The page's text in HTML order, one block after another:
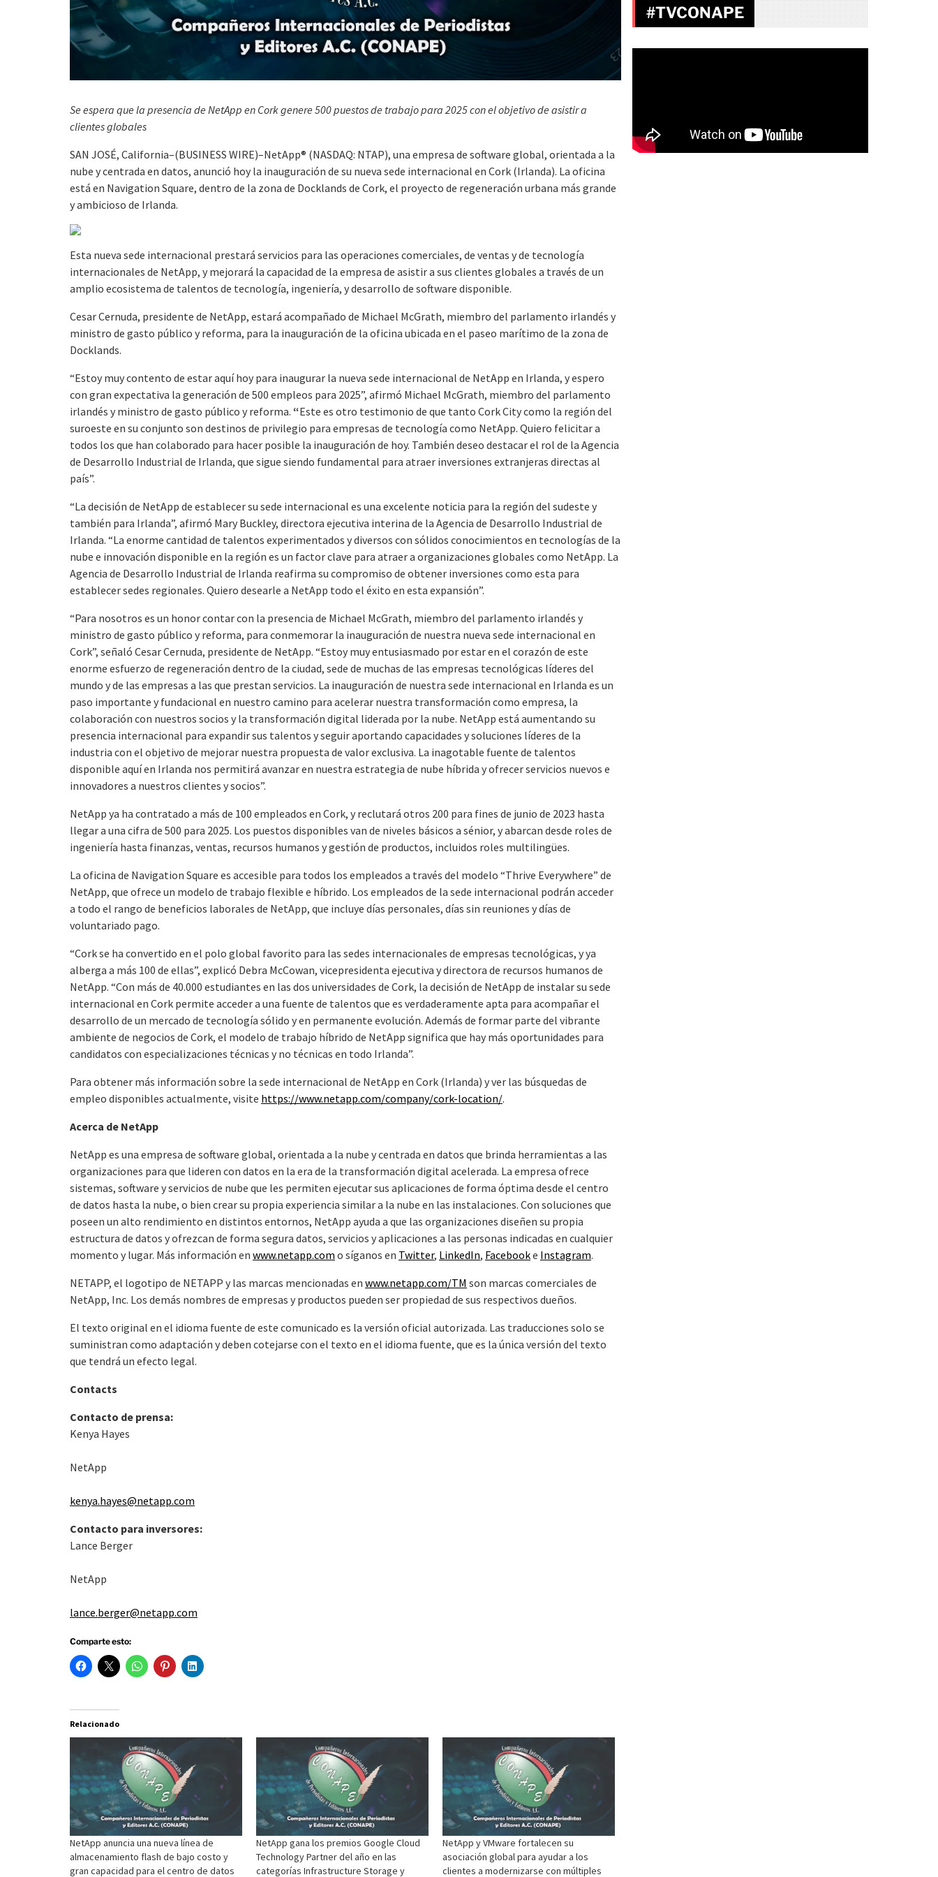
Se espera que la presencia de NetApp en Cork genere 500 puestos de trabajo para 2025 con el objetivo de asistir a
clientes globales
SAN JOSÉ, California–(BUSINESS WIRE)–NetApp® (NASDAQ: NTAP), una empresa de software global, orientada a la
nube y centrada en datos, anunció hoy la inauguración de su nueva sede internacional en Cork (Irlanda). La oficina
está en Navigation Square, dentro de la zona de Docklands de Cork, el proyecto de regeneración urbana más grande
y ambicioso de Irlanda.
Esta nueva sede internacional prestará servicios para las operaciones comerciales, de ventas y de tecnología
internacionales de NetApp, y mejorará la capacidad de la empresa de asistir a sus clientes globales a través de un
amplio ecosistema de talentos de tecnología, ingeniería, y desarrollo de software disponible.
Cesar Cernuda, presidente de NetApp, estará acompañado de Michael McGrath, miembro del parlamento irlandés y
ministro de gasto público y reforma, para la inauguración de la oficina ubicada en el paseo marítimo de la zona de
Docklands.
“Estoy muy contento de estar aquí hoy para inaugurar la nueva sede internacional de NetApp en Irlanda, y espero
con gran expectativa la generación de 500 empleos para 2025”, afirmó Michael McGrath, miembro del parlamento
irlandés y ministro de gasto público y reforma. “Este es otro testimonio de que tanto Cork City como la región del
suroeste en su conjunto son destinos de privilegio para empresas de tecnología como NetApp. Quiero felicitar a
todos los que han colaborado para hacer posible la inauguración de hoy. También deseo destacar el rol de la Agencia
de Desarrollo Industrial de Irlanda, que sigue siendo fundamental para atraer inversiones extranjeras directas al
país”.
“La decisión de NetApp de establecer su sede internacional es una excelente noticia para la región del sudeste y
también para Irlanda”, afirmó Mary Buckley, directora ejecutiva interina de la Agencia de Desarrollo Industrial de
Irlanda. “La enorme cantidad de talentos experimentados y diversos con sólidos conocimientos en tecnologías de la
nube e innovación disponible en la región es un factor clave para atraer a organizaciones globales como NetApp. La
Agencia de Desarrollo Industrial de Irlanda reafirma su compromiso de obtener inversiones como esta para
establecer sedes regionales. Quiero desearle a NetApp todo el éxito en esta expansión”.
“Para nosotros es un honor contar con la presencia de Michael McGrath, miembro del parlamento irlandés y
ministro de gasto público y reforma, para conmemorar la inauguración de nuestra nueva sede internacional en
Cork”, señaló Cesar Cernuda, presidente de NetApp. “Estoy muy entusiasmado por estar en el corazón de este
enorme esfuerzo de regeneración dentro de la ciudad, sede de muchas de las empresas tecnológicas líderes del
mundo y de las empresas a las que prestan servicios. La inauguración de nuestra sede internacional en Irlanda es un
paso importante y fundacional en nuestro camino para acelerar nuestra transformación como empresa, la
colaboración con nuestros socios y la transformación digital liderada por la nube. NetApp está aumentando su
presencia internacional para expandir sus talentos y seguir aportando capacidades y soluciones líderes de la
industria con el objetivo de mejorar nuestra propuesta de valor exclusiva. La inagotable fuente de talentos
disponible aquí en Irlanda nos permitirá avanzar en nuestra estrategia de nube híbrida y ofrecer servicios nuevos e
innovadores a nuestros clientes y socios”.
NetApp ya ha contratado a más de 100 empleados en Cork, y reclutará otros 200 para fines de junio de 2023 hasta
llegar a una cifra de 500 para 2025. Los puestos disponibles van de niveles básicos a sénior, y abarcan desde roles de
ingeniería hasta finanzas, ventas, recursos humanos y gestión de productos, incluidos roles multilingües.
La oficina de Navigation Square es accesible para todos los empleados a través del modelo “Thrive Everywhere” de
NetApp, que ofrece un modelo de trabajo flexible e híbrido. Los empleados de la sede internacional podrán acceder
a todo el rango de beneficios laborales de NetApp, que incluye días personales, días sin reuniones y días de
voluntariado pago.
“Cork se ha convertido en el polo global favorito para las sedes internacionales de empresas tecnológicas, y ya
alberga a más 100 de ellas”, explicó Debra McCowan, vicepresidenta ejecutiva y directora de recursos humanos de
NetApp. “Con más de 40.000 estudiantes en las dos universidades de Cork, la decisión de NetApp de instalar su sede
internacional en Cork permite acceder a una fuente de talentos que es verdaderamente apta para acompañar el
desarrollo de un mercado de tecnología sólido y en permanente evolución. Además de formar parte del vibrante
ambiente de negocios de Cork, el modelo de trabajo híbrido de NetApp significa que hay más oportunidades para
candidatos con especializaciones técnicas y no técnicas en todo Irlanda”.
Para obtener más información sobre la sede internacional de NetApp en Cork (Irlanda) y ver las búsquedas de
empleo disponibles actualmente, visite https://www.netapp.com/company/cork-location/.
Acerca de NetApp
NetApp es una empresa de software global, orientada a la nube y centrada en datos que brinda herramientas a las
organizaciones para que lideren con datos en la era de la transformación digital acelerada. La empresa ofrece
sistemas, software y servicios de nube que les permiten ejecutar sus aplicaciones de forma óptima desde el centro
de datos hasta la nube, o bien crear su propia experiencia similar a la nube en las instalaciones. Con soluciones que
poseen un alto rendimiento en distintos entornos, NetApp ayuda a que las organizaciones diseñen su propia
estructura de datos y ofrezcan de forma segura datos, servicios y aplicaciones a las personas indicadas en cualquier
momento y lugar. Más información en www.netapp.com o síganos en Twitter, LinkedIn, Facebooke Instagram.
NETAPP, el logotipo de NETAPP y las marcas mencionadas en www.netapp.com/TM son marcas comerciales de
NetApp, Inc. Los demás nombres de empresas y productos pueden ser propiedad de sus respectivos dueños.
El texto original en el idioma fuente de este comunicado es la versión oficial autorizada. Las traducciones solo se
suministran como adaptación y deben cotejarse con el texto en el idioma fuente, que es la única versión del texto
que tendrá un efecto legal.
Contacts
Contacto de prensa:
Kenya Hayes
NetApp
kenya.hayes@netapp.com
Contacto para inversores:
Lance Berger
NetApp
lance.berger@netapp.com
Comparte esto:
Relacionado
NetApp anuncia una nueva línea de
almacenamiento flash de bajo costo y
gran capacidad para el centro de datos
NetApp gana los premios Google Cloud
Technology Partner del año en las
categorías Infrastructure Storage y
NetApp y VMware fortalecen su
asociación global para ayudar a los
clientes a modernizarse con múltiples
#TVCONAPE